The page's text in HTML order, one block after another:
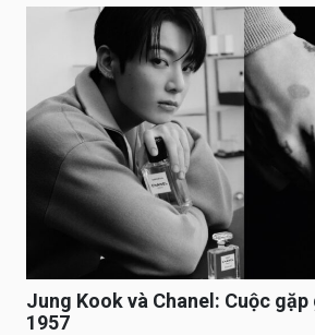
Jung Kook và Chanel: Cuộc
1957